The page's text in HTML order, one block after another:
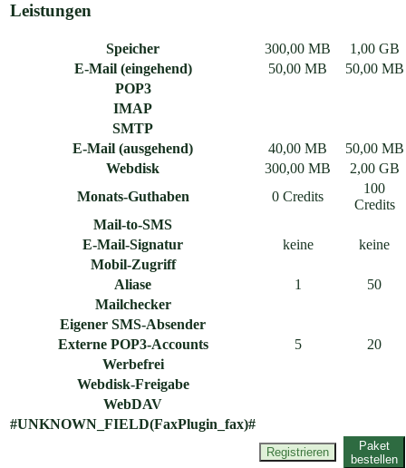
Leistungen
Speicher 300,00 MB
1,00 GB
E-Mail (eingehend)
50,00 MB
50,00 MB
POP3
IMAP
SMTP
E-Mail (ausgehend)
40,00 MB
50,00 MB
Webdisk
300,00 MB
2,00 GB
Monats-Guthaben
0 Credits
100
Credits
Mail-to-SMS
E-Mail-Signatur
keine
keine
Mobil-Zugriff
Aliase
1
50
Mailchecker
Eigener SMS-Absender
Externe POP3-Accounts
5
20
Werbefrei
Webdisk-Freigabe
WebDAV
#UNKNOWN_FIELD(FaxPlugin_fax)#
Registrieren
Paket
bestellen